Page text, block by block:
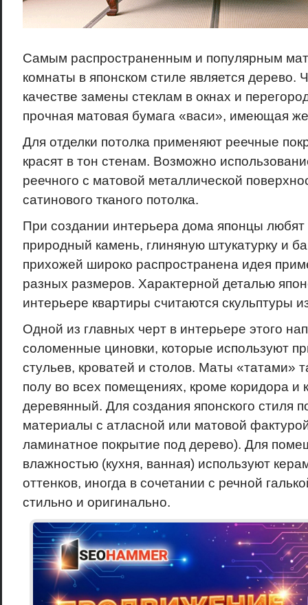
Самым распространенным и популярным
комнаты в японском стиле является дерево.
качестве замены стеклам в окнах и
прочная матовая бумага «васи», имеющая
Для отделки потолка применяют реечные
красят в тон стенам. Возможно
реечного с матовой металлической
сатинового тканого потолка.
При создании интерьера дома японцы любят
природный камень, глиняную штукатурку и
прихожей широко распространена идея
разных размеров. Характерной деталью
интерьере квартиры считаются скульптуры
Одной из главных черт в интерьере этого
соломенные циновки, которые используют
стульев, кроватей и столов. Маты «татами»
полу во всех помещениях, кроме коридора и
деревянный. Для создания японского стиля
материалы с атласной или матовой
ламинатное покрытие под дерево). Для
влажностью (кухня, ванная) используют
оттенков, иногда в сочетании с речной
стильно и оригинально.